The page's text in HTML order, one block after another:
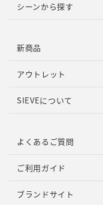
シーンから探す
新商品
アウトレット
SIEVEについて
よくあるご質問
ご利用ガイド
ブランドサイト